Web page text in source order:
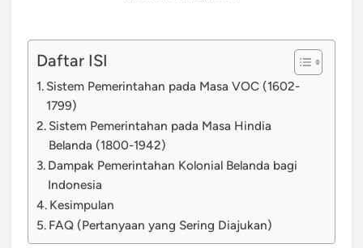
Daftar ISI
Sistem Pemerintahan pada Masa VOC (1602-
1799)
Sistem Pemerintahan pada Masa Hindia
Belanda (1800-1942)
Dampak Pemerintahan Kolonial Belanda bagi
Indonesia
Kesimpulan
FAQ (Pertanyaan yang Sering Diajukan)